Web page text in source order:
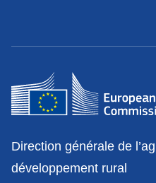
Contact
Direction générale de
développement rural